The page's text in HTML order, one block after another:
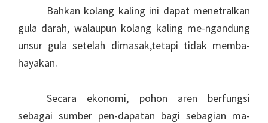
Bahkan kolang kaling ini dapat menetralkan
gula darah, walaupun kolang kaling me-ngandung
unsur gula setelah dimasak,tetapi tidak memba-
hayakan.
Secara ekonomi, pohon aren berfungsi
sebagai sumber pen-dapatan bagi sebagian ma-